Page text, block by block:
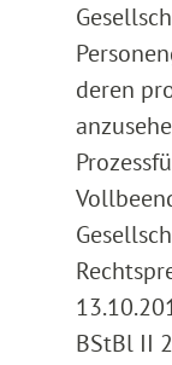
deren
BStBl II